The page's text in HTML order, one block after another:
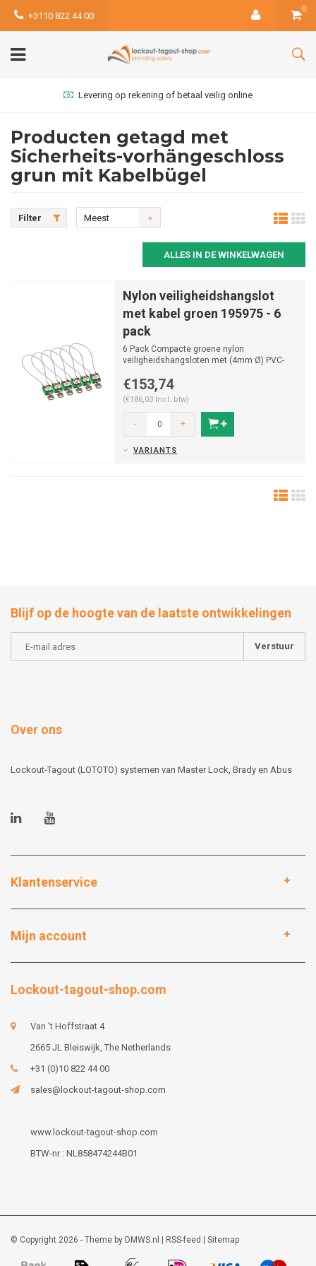
+3110 822 44 00
0
Levering op rekening of betaal veilig online
Producten getagd met
Sicherheits-vorhängeschloss
grun mit Kabelbügel
Filter
Meest
ALLES IN DE WINKELWAGEN
Nylon veiligheidshangslot
met kabel groen 195975 - 6
pack
6 Pack Compacte groene nylon
veiligheidshangsloten met (4mm Ø) PVC-
€153,74
(€186,03 Incl. btw)
- +
VARIANTS
Blijf op de hoogte van de laatste ontwikkelingen
Verstuur
Over ons
Lockout-Tagout (LOTOTO) systemen van Master Lock, Brady en Abus
Klantenservice
Mijn account
Lockout-tagout-shop.com
Van 't Hoffstraat 4
2665 JL Bleiswijk, The Netherlands
+31 (0)10 822 44 00
sales@lockout-tagout-shop.com
www.lockout-tagout-shop.com
BTW-nr : NL858474244B01
© Copyright 2026 - Theme by DMWS.nl RSS-feed Sitemap